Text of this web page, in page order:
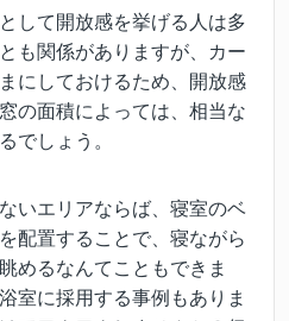
して開放感を挙げる人は多
も関係がありますが、カー
にしておけるため、開放感
の面積によっては、相当な
でしょう。
いエリアならば、寝室のベ
配置することで、寝ながら
めるなんてこともできま
室に採用する事例もありま